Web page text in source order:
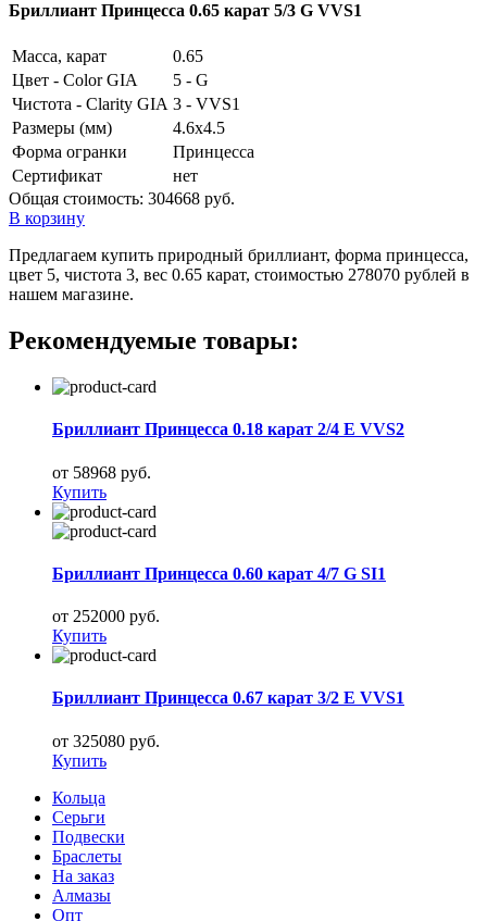
Бриллиант Принцесса 0.65 карат 5/3 G VVS1
Масса, карат
0.65
Цвет - Color GIA
5 - G
Чистота - Clarity GIA 3 - VVS1
Размеры (мм)
4.6x4.5
Форма огранки
Принцесса
Сертификат
нет
Общая стоимость: 304668 руб.
В корзину
Предлагаем купить природный бриллиант, форма принцесса,
цвет 5, чистота 3, вес 0.65 карат, стоимостью 278070 рублей в
нашем магазине.
Рекомендуемые товары:
Бриллиант Принцесса 0.18 карат 2/4 E VVS2
от 58968 руб.
Купить
Бриллиант Принцесса 0.60 карат 4/7 G SI1
от 252000 руб.
Купить
Бриллиант Принцесса 0.67 карат 3/2 E VVS1
от 325080 руб.
Купить
Кольца
Серьги
Подвески
Браслеты
На заказ
Алмазы
Опт